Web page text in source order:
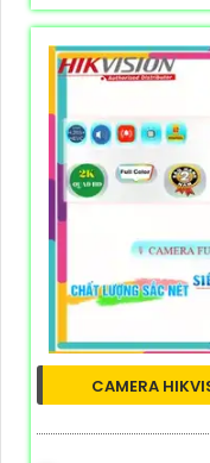
CAMERA